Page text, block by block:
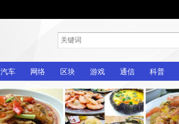
汽车 网络 区块 游戏 通信 科普